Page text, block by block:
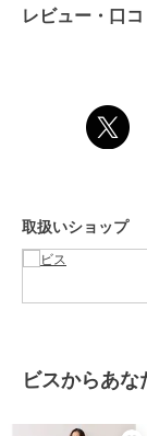
身頃は肌あたりに
チャコール、キナ
トップスとワンピ
と合わせてスタイ
ポケット：なし
生地の厚さ：やや厚
レビュー・口コ
取扱いショップ
ビスからあ